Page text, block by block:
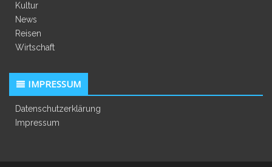
Kultur
News
Reisen
Wirtschaft
IMPRESSUM
Datenschutzerklärung
Impressum